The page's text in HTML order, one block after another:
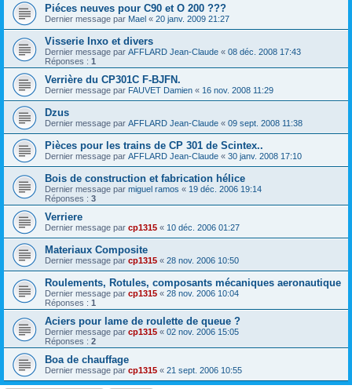
Piéces neuves pour C90 et O 200 ???
Dernier message par Mael « 20 janv. 2009 21:27
Visserie Inxo et divers
Dernier message par AFFLARD Jean-Claude « 08 déc. 2008 17:43
Réponses : 1
Verrière du CP301C F-BJFN.
Dernier message par FAUVET Damien « 16 nov. 2008 11:29
Dzus
Dernier message par AFFLARD Jean-Claude « 09 sept. 2008 11:38
Pièces pour les trains de CP 301 de Scintex..
Dernier message par AFFLARD Jean-Claude « 30 janv. 2008 17:10
Bois de construction et fabrication hélice
Dernier message par miguel ramos « 19 déc. 2006 19:14
Réponses : 3
Verriere
Dernier message par cp1315 « 10 déc. 2006 01:27
Materiaux Composite
Dernier message par cp1315 « 28 nov. 2006 10:50
Roulements, Rotules, composants mécaniques aeronautique
Dernier message par cp1315 « 28 nov. 2006 10:04
Réponses : 1
Aciers pour lame de roulette de queue ?
Dernier message par cp1315 « 02 nov. 2006 15:05
Réponses : 2
Boa de chauffage
Dernier message par cp1315 « 21 sept. 2006 10:55